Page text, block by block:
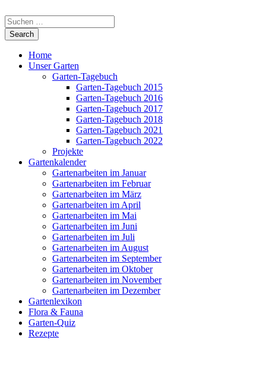
Home
Unser Garten
Garten-Tagebuch
Garten-Tagebuch 2015
Garten-Tagebuch 2016
Garten-Tagebuch 2017
Garten-Tagebuch 2018
Garten-Tagebuch 2021
Garten-Tagebuch 2022
Projekte
Gartenkalender
Gartenarbeiten im Januar
Gartenarbeiten im Februar
Gartenarbeiten im März
Gartenarbeiten im April
Gartenarbeiten im Mai
Gartenarbeiten im Juni
Gartenarbeiten im Juli
Gartenarbeiten im August
Gartenarbeiten im September
Gartenarbeiten im Oktober
Gartenarbeiten im November
Gartenarbeiten im Dezember
Gartenlexikon
Flora & Fauna
Garten-Quiz
Rezepte